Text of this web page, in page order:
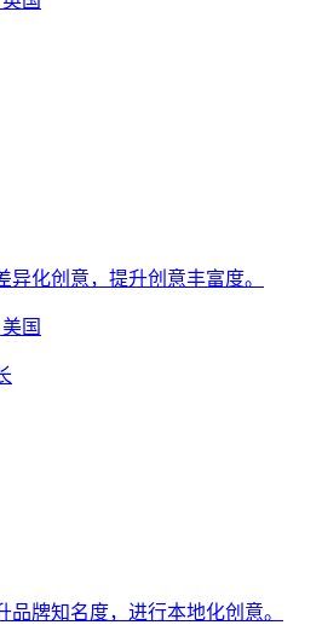
异化创意，提升创意丰富度。
美国
品牌知名度，进行本地化创意。